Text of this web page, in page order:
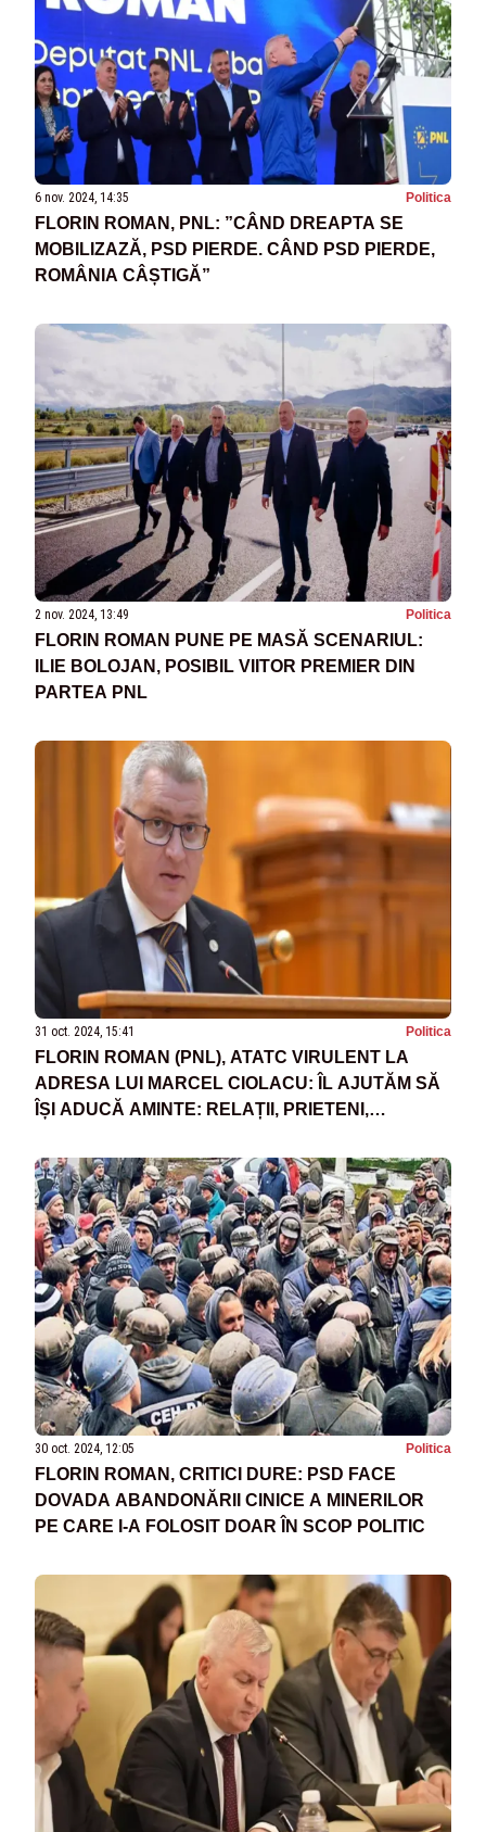
6 nov. 2024, 14:35 Politica
FLORIN ROMAN, PNL: ”CÂND DREAPTA SE
MOBILIZAZĂ, PSD PIERDE. CÂND PSD PIERDE,
ROMÂNIA CÂȘTIGĂ”
2 nov. 2024, 13:49 Politica
FLORIN ROMAN PUNE PE MASĂ SCENARIUL:
ILIE BOLOJAN, POSIBIL VIITOR PREMIER DIN
PARTEA PNL
31 oct. 2024, 15:41 Politica
FLORIN ROMAN (PNL), ATATC VIRULENT LA
ADRESA LUI MARCEL CIOLACU: ÎL AJUTĂM SĂ
ÎȘI ADUCĂ AMINTE: RELAȚII, PRIETENI,
30 oct. 2024, 12:05 Politica
FLORIN ROMAN, CRITICI DURE: PSD FACE
DOVADA ABANDONĂRII CINICE A MINERILOR
PE CARE I-A FOLOSIT DOAR ÎN SCOP POLITIC